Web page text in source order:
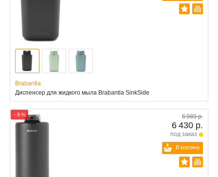
Brabantia
Диспенсер для жидкого мыла Brabantia SinkSide
− 8 % 6 989 р.
6 430 р.
под заказ
В корзину